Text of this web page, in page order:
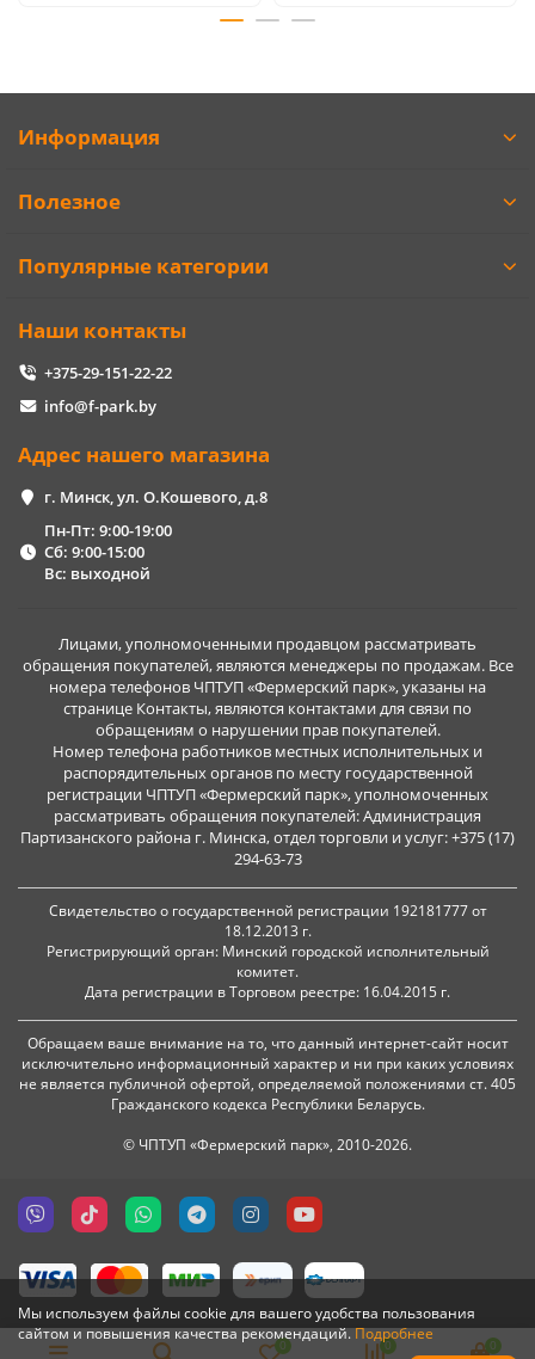
Мы используем файлы cookie для вашего удобства пользования
сайтом и повышения качества рекомендаций.Подробнее
Информация
Полезное
Популярные категории
Наши контакты
+375-29-151-22-22
info@f-park.by
Адрес нашего магазина
г. Минск, ул. О.Кошевого, д.8
Пн-Пт: 9:00-19:00
Сб: 9:00-15:00
Вс: выходной
Лицами, уполномоченными продавцом рассматривать
обращения покупателей, являются менеджеры по продажам. Все
номера телефонов ЧПТУП «Фермерский парк», указаны на
странице Контакты, являются контактами для связи по
обращениям о нарушении прав покупателей.
Номер телефона работников местных исполнительных и
распорядительных органов по месту государственной
регистрации ЧПТУП «Фермерский парк», уполномоченных
рассматривать обращения покупателей: Администрация
Партизанского района г. Минска, отдел торговли и услуг: +375 (17)
294-63-73
Свидетельство о государственной регистрации 192181777 от
18.12.2013 г.
Регистрирующий орган: Минский городской исполнительный
комитет.
Дата регистрации в Торговом реестре: 16.04.2015 г.
Обращаем ваше внимание на то, что данный интернет-сайт носит
исключительно информационный характер и ни при каких условиях
не является публичной офертой, определяемой положениями ст. 405
Гражданского кодекса Республики Беларусь.
© ЧПТУП «Фермерский парк», 2010-2026.
0 0 0